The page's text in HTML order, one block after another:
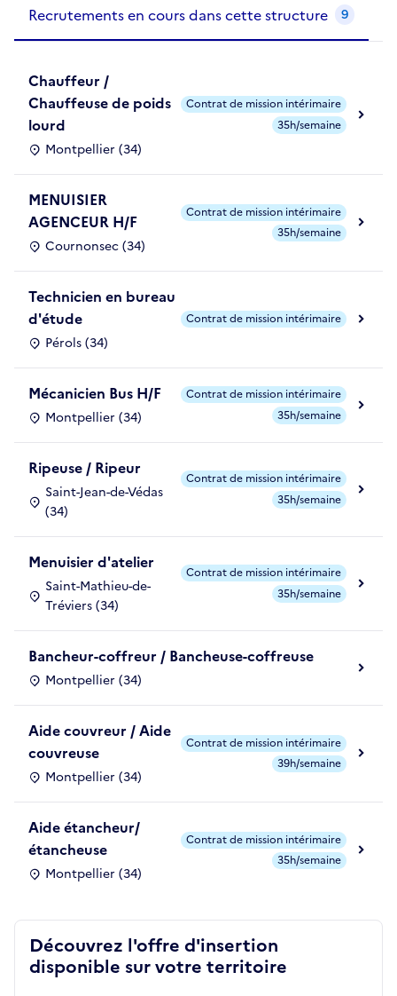
Recrutements en cours dans cette structure 9
Chauffeur /
Chauffeuse de poids
lourd
Montpellier (34)
Contrat de mission intérimaire
35h/semaine
MENUISIER
AGENCEUR H/F
Cournonsec (34)
Contrat de mission intérimaire
35h/semaine
Technicien en bureau
d'étude
Pérols (34)
Contrat de mission intérimaire
Mécanicien Bus H/F
Montpellier (34)
Contrat de mission intérimaire
35h/semaine
Ripeuse / Ripeur
Saint-Jean-de-Védas
(34)
Contrat de mission intérimaire
35h/semaine
Menuisier d'atelier
Saint-Mathieu-de-
Tréviers (34)
Contrat de mission intérimaire
35h/semaine
Bancheur-coffreur / Bancheuse-coffreuse
Montpellier (34)
Aide couvreur / Aide
couvreuse
Montpellier (34)
Contrat de mission intérimaire
39h/semaine
Aide étancheur/
étancheuse
Montpellier (34)
Contrat de mission intérimaire
35h/semaine
Découvrez l'offre d'insertion
disponible sur votre territoire